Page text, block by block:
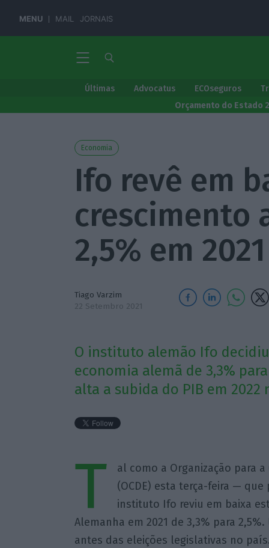
MENU MAIL JORNAIS
Últimas Advocatus ECOseguros
Orçamento do Estado
Economia
Ifo revê em
crescimento
2,5% em 2021
Tiago Varzim
22 Setembro 2021
O instituto alemão Ifo
economia alemã de 3,3%
alta a subida do PIB em 2022
T
al como a Organização para
(OCDE) esta terça-feira — que
instituto Ifo reviu em baixa
Alemanha em 2021 de 3,3% para
antes das eleições legislativas no